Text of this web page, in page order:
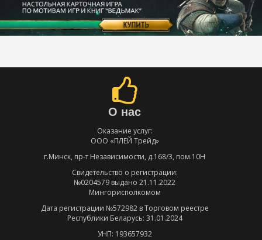
О нас
Оказание услуг:
ООО «ПЛЕЙ Трейд»
г.Минск, пр-т Независимости, д.168/3, пом.10Н
Свидетельство о регистрации:
№0204579 выдано 21.11.2022
Мингорисполкомом
Дата регистрации №572982 в Торговом реестре
Республики Беларусь: 31.01.2024
УНП: 193657932